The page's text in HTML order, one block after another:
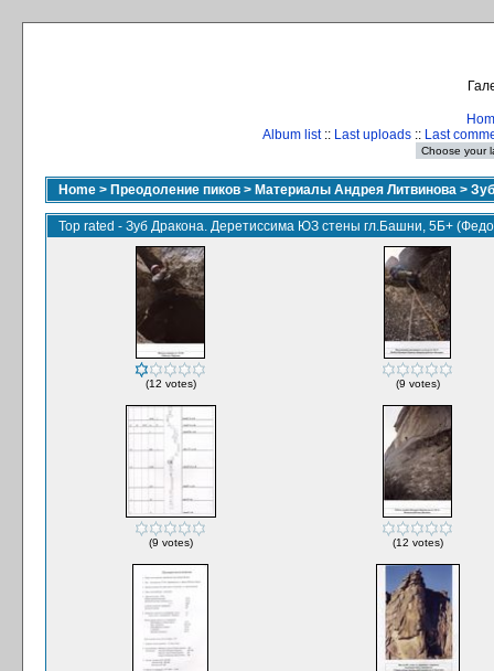
Album list:: Last uploads :: Last
Home > Преодоление пиков > Материалы Андрея Литвинова >
Top rated - Зуб Дракона. Деретиссима ЮЗ стены гл.Башни, 5Б+
(12 votes) (9 votes)
(9 votes) (12 votes)